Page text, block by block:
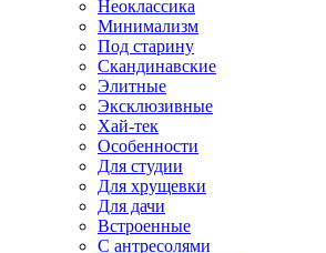
Неоклассика
Минимализм
Под старину
Скандинавские
Элитные
Эксклюзивные
Хай-тек
Особенности
Для студии
Для хрущевки
Для дачи
Встроенные
С антресолями